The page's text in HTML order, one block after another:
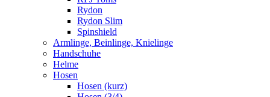
Rydon
Rydon Slim
Spinshield
Armlinge, Beinlinge, Knielinge
Handschuhe
Helme
Hosen
Hosen (kurz)